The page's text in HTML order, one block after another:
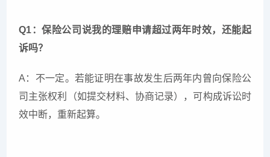
Q1：保险公司说我的理赔申请超过两年时效，还能起
诉吗？
A：不一定。若能证明在事故发生后两年内曾向保险公
司主张权利（如提交材料、协商记录），可构成诉讼时
效中断，重新起算。